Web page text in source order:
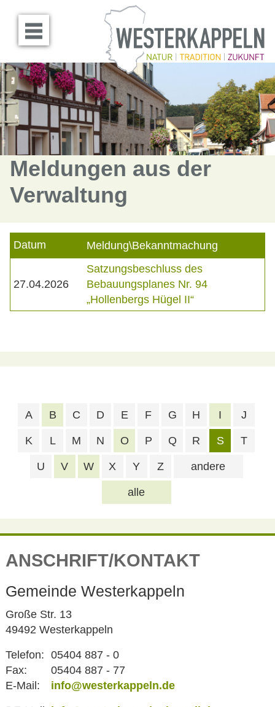
Menü öffnen
Meldungen aus der
Verwaltung
Datum Meldung\Bekanntmachung
27.04.2026
Satzungsbeschluss des
Bebauungsplanes Nr. 94
„Hollenbergs Hügel II“
alle
A B C D E F G H I J
K L M N O P Q R S T
U V W X Y Z andere
ANSCHRIFT/KONTAKT
Gemeinde Westerkappeln
Große Str. 13
49492 Westerkappeln
Telefon: 05404 887 - 0
Fax:
05404 887 - 77
E-Mail:
info@westerkappeln.de